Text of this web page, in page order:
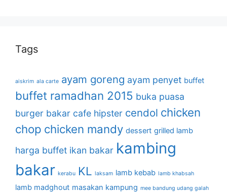
Tags
aiskrim ala carte ayam goreng ayam penyet buffet
buffet ramadhan 2015 buka puasa
burger bakar cafe hipster cendol chicken
chop chicken mandy dessert grilled lamb
harga buffet ikan bakar kambing
bakar kerabu KL laksam lamb kebab lamb khabsah
lamb madghout masakan kampung mee bandung udang galah